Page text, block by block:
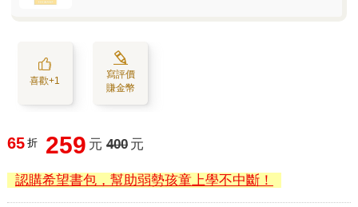
喜歡+1
寫評價
賺金幣
65 折 259 元 400 元
認購希望書包，幫助弱勢孩童上學不中斷！